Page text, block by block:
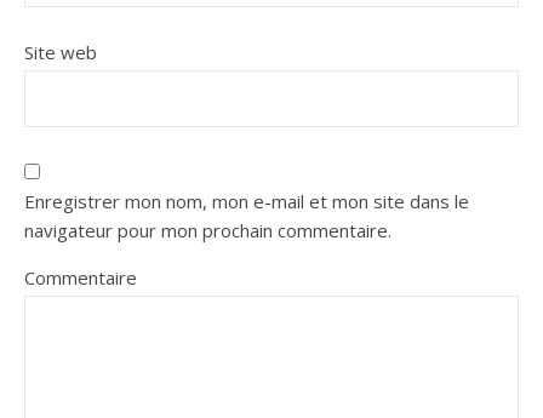
Site web
Enregistrer mon nom, mon e-mail et mon site dans le
navigateur pour mon prochain commentaire.
Commentaire